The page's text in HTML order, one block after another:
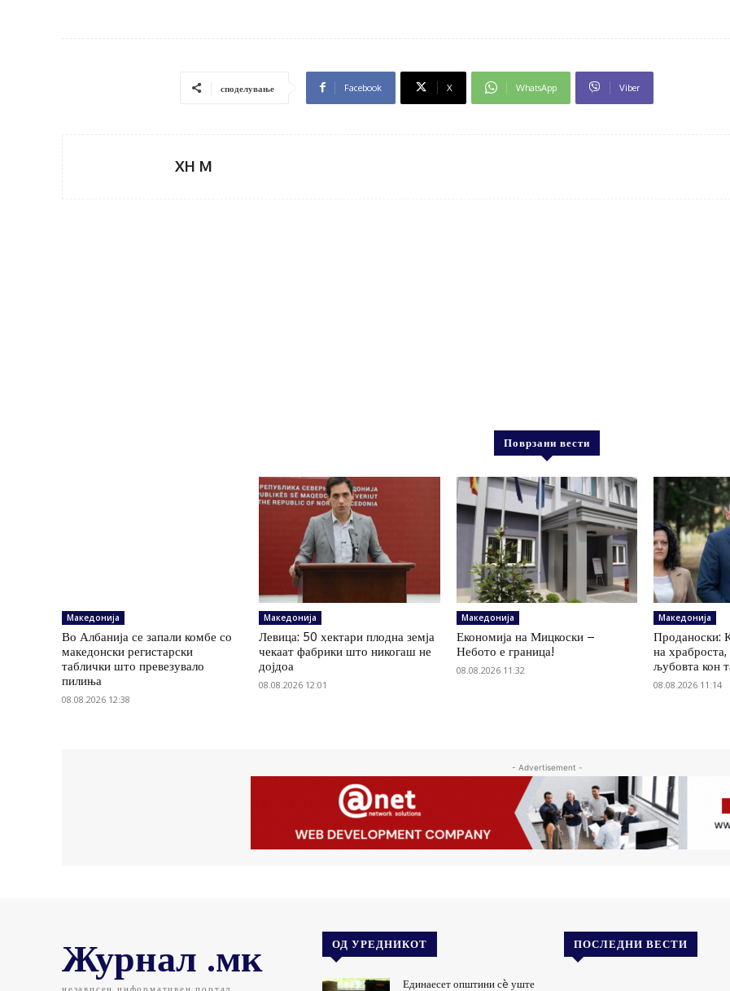
споделување Facebook X WhatsApp Viber
XH M
Поврзани вести
Македонија
Во Албанија се запали комбе со
македонски регистарски
таблички што превезувало
пилиња
08.08.2026 12:38
Македонија
Левица: 50 хектари плодна земја
чекаат фабрики што никогаш не
дојдоа
08.08.2026 12:01
Македонија
Економија на Мицкоски –
Небото е граница!
08.08.2026 11:32
Македонија
Проданоски:
на
љубовта кон
08.08.2026 11:14
- Advertisement -
Журнал .мк ОД УРЕДНИКОТ
Единаесет општини сè уште
ПОСЛЕДНИ ВЕСТИ